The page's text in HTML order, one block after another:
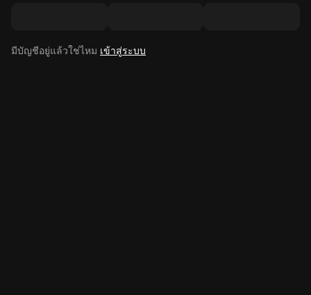
มีบัญชีอยู่แล้วใช่ไหม เข้าสู่ระบบ